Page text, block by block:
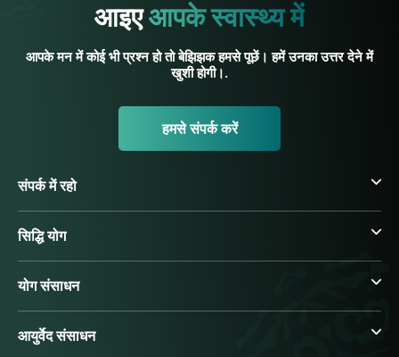
आइएआपके स्वास्थ्य में
आपके मन में कोई भी प्रश्न हो तो बेझिझक हमसे पूछें। हमें उनका उत्तर देने में
खुशी होगी।.
हमसे संपर्क करें
संपर्क में रहो
सिद्धि योग
योग संसाधन
आयुर्वेद संसाधन